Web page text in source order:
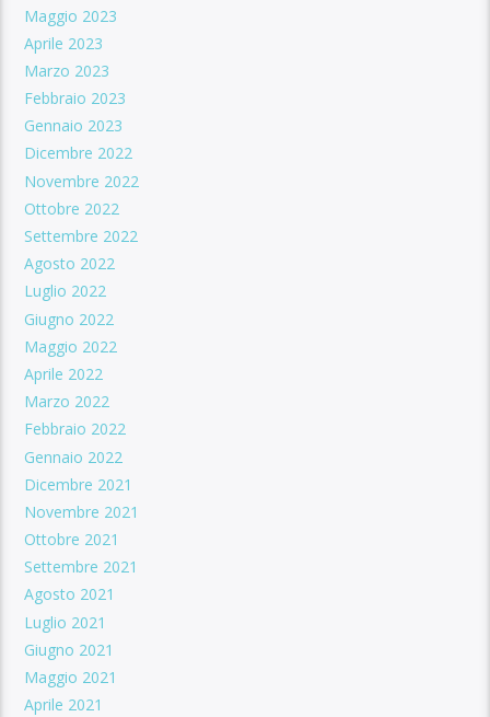
Maggio 2023
Aprile 2023
Marzo 2023
Febbraio 2023
Gennaio 2023
Dicembre 2022
Novembre 2022
Ottobre 2022
Settembre 2022
Agosto 2022
Luglio 2022
Giugno 2022
Maggio 2022
Aprile 2022
Marzo 2022
Febbraio 2022
Gennaio 2022
Dicembre 2021
Novembre 2021
Ottobre 2021
Settembre 2021
Agosto 2021
Luglio 2021
Giugno 2021
Maggio 2021
Aprile 2021